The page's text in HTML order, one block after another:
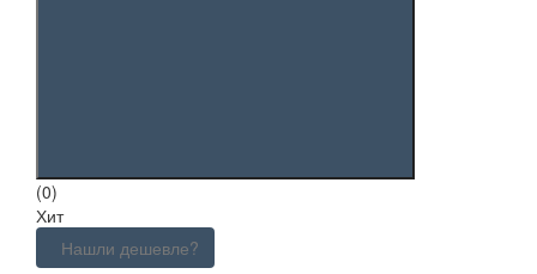
(0)
Хит
Нашли дешевле?